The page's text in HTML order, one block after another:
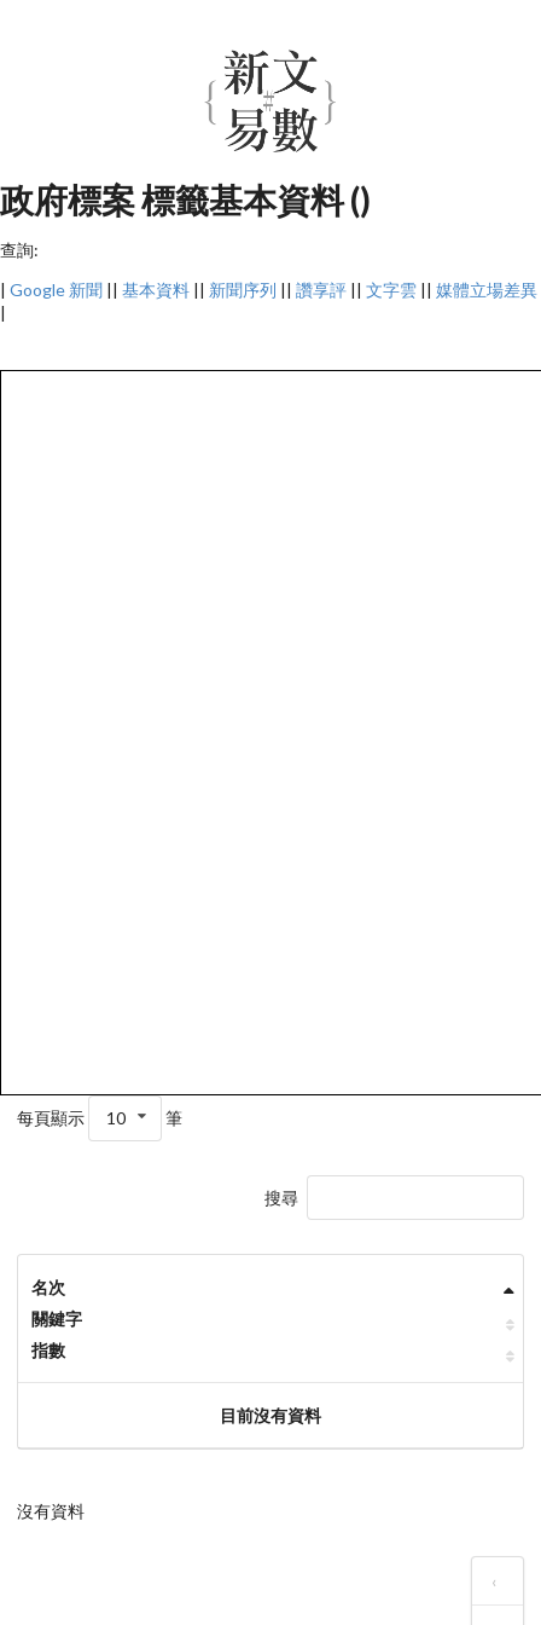
政府標案 標籤基本資料 ()
查詢:
| Google 新聞 || 基本資料 || 新聞序列 || 讚享評 || 文字雲 || 媒體立場差異
|
每頁顯示 10 筆
搜尋
名次
關鍵字
指數
目前沒有資料
沒有資料
‹